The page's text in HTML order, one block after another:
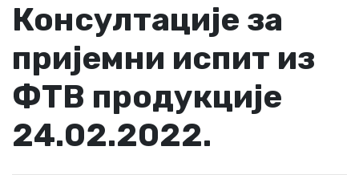
Консултације за
пријемни испит из
ФТВ продукције
24.02.2022.